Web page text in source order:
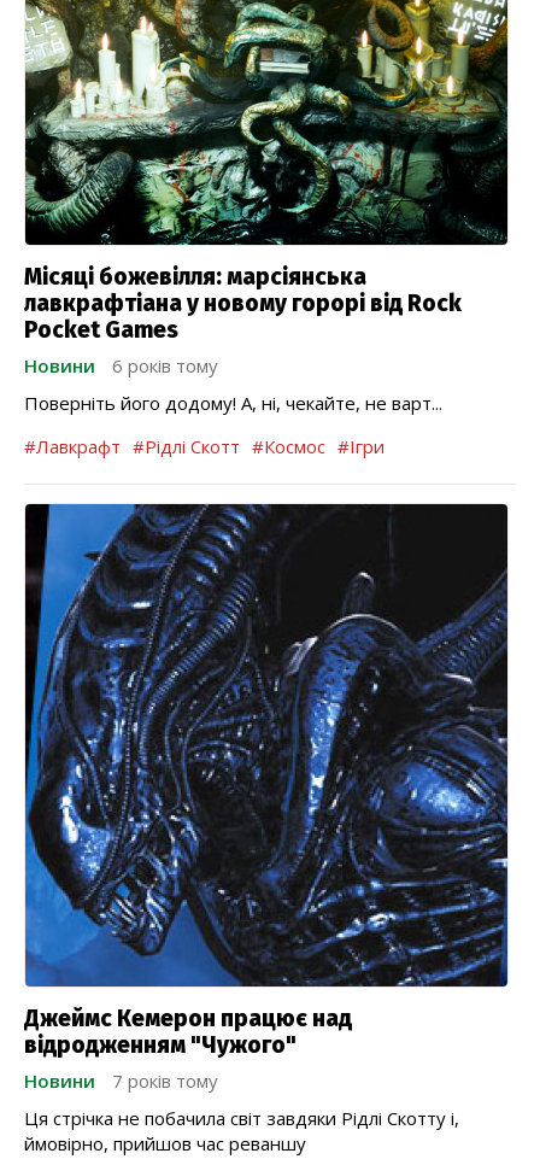
Місяці божевілля: марсіянська
лавкрафтіана у новому горорі від Rock
Pocket Games
Новини
6 років тому
Поверніть його додому! А, ні, чекайте, не варт...
#Лавкрафт #Рідлі Скотт #Космос #Ігри
Джеймс Кемерон працює над
відродженням "Чужого"
Новини
7 років тому
Ця стрічка не побачила світ завдяки Рідлі Скотту і,
ймовірно, прийшов час реваншу